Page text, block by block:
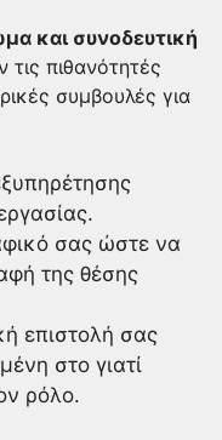
και συνοδευτική
πιθανότητές
συμβουλές για
σας ώστε να
της θέσης
επιστολή σας
στο γιατί
ρόλο.